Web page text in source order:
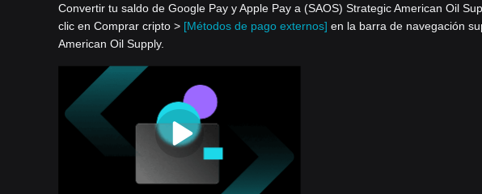
Convertir tu saldo de Google Pay y Apple Pay a (SAOS) Strategic American Oil
clic en Comprar cripto > [Métodos de pago externos] en la barra de navegación
American Oil Supply.